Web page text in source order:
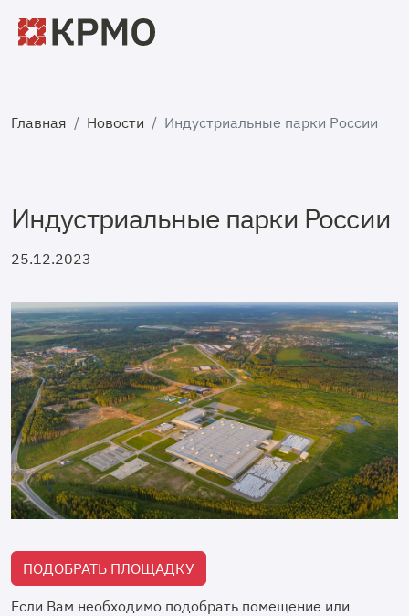
Главная Новости Индустриальные парки России
Индустриальные парки России
25.12.2023
ПОДОБРАТЬ ПЛОЩАДКУ
Если Вам необходимо подобрать помещение или